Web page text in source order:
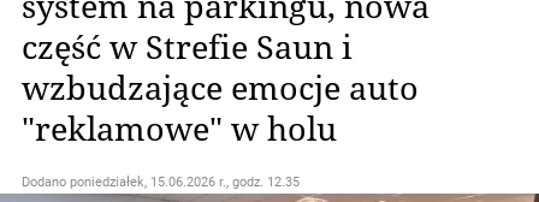
część w Strefie Saun i
wzbudzające emocje auto
"reklamowe" w holu
Dodano poniedziałek, 15.06.2026 r., godz. 12.35